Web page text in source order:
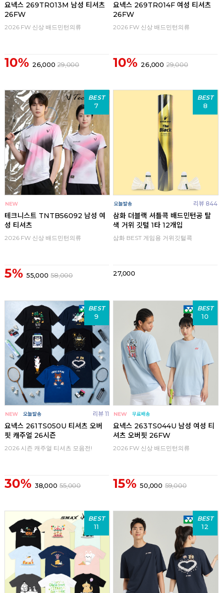
요넥스 269TR013M 남성 티셔츠
26FW
2026 FW 신상 배드민턴의류
10% 26,000 29,000
요넥스 269TR014F 여성 티셔츠
26FW
2026 FW 신상 배드민턴의류
10% 26,000 29,000
BEST
7
테크니스트 TNTB56092 남성 여
성 티셔츠
2026 FW 신상 배드민턴의류
5% 55,000 58,000
BEST
8
리뷰 844
삼화 더블랙 셔틀콕 배드민턴공 탈
색 거위 깃털 1타 12개입
삼화 BEST 게임용 거위깃털콕
27,000
BEST
9
리뷰 11
요넥스 261TS050U 티셔츠 오버
핏 캐주얼 26시즌
2026 시즌 캐주얼 티셔츠 모음전!
30% 38,000 55,000
BEST
10
요넥스 263TS044U 남성 여성 티
셔츠 오버핏 26FW
2026 FW 신상 배드민턴의류
15% 50,000 59,000
BEST
11
BEST
12